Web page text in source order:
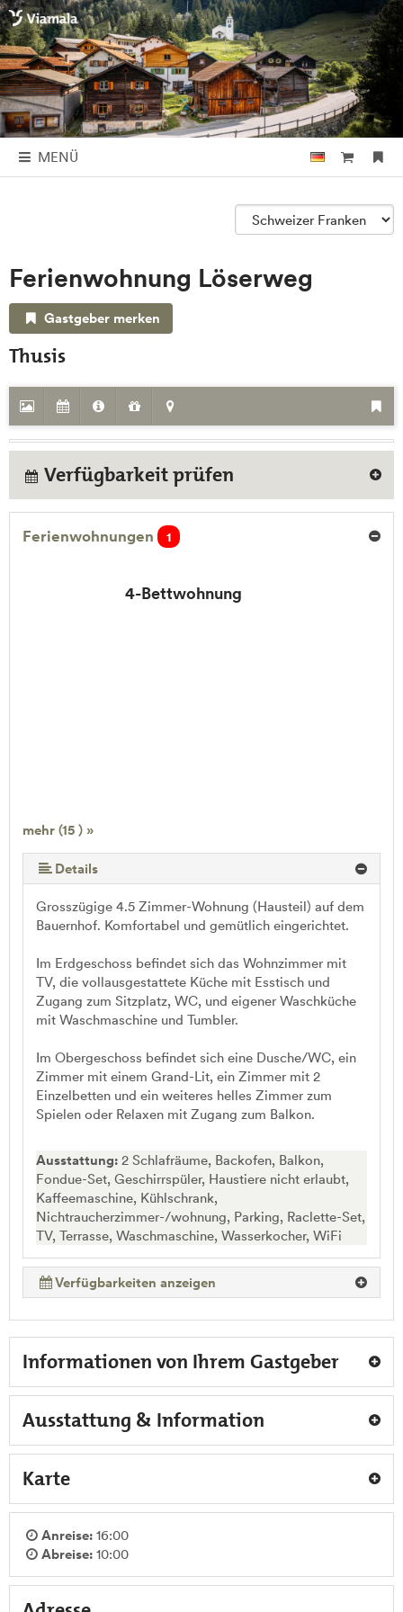
MENÜ
Ferienwohnung Löserweg
Gastgeber merken
Thusis
Verfügbarkeit prüfen
Ferienwohnungen 1
mehr (15 ) »
mehr (15 ) »
mehr (15 ) »
mehr (15 ) »
mehr (15 ) »
mehr (15 ) »
mehr (15 ) »
mehr (15 ) »
mehr (15 ) »
mehr (15 ) »
mehr (15 ) »
mehr (15 ) »
4-Bettwohnung
Details
Grosszügige 4.5 Zimmer-Wohnung (Hausteil) auf dem
Bauernhof. Komfortabel und gemütlich eingerichtet.
Im Erdgeschoss befindet sich das Wohnzimmer mit
TV, die vollausgestattete Küche mit Esstisch und
Zugang zum Sitzplatz, WC, und eigener Waschküche
mit Waschmaschine und Tumbler.
Im Obergeschoss befindet sich eine Dusche/WC, ein
Zimmer mit einem Grand-Lit, ein Zimmer mit 2
Einzelbetten und ein weiteres helles Zimmer zum
Spielen oder Relaxen mit Zugang zum Balkon.
Ausstattung: 2 Schlafräume, Backofen, Balkon,
Fondue-Set, Geschirrspüler, Haustiere nicht erlaubt,
Kaffeemaschine, Kühlschrank,
Nichtraucherzimmer-/wohnung, Parking, Raclette-Set,
TV, Terrasse, Waschmaschine, Wasserkocher, WiFi
Verfügbarkeiten anzeigen
Informationen von Ihrem Gastgeber
Ausstattung & Information
Karte
Anreise: 16:00
Abreise: 10:00